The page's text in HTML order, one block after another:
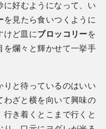
に好むようになって、い
を見たら食いつくように
けど皿にブロッコリーを
を爛々と輝かせて一挙手
りと待っているのはいい
わざと横を向いて興味の
き着くとこまで行くと